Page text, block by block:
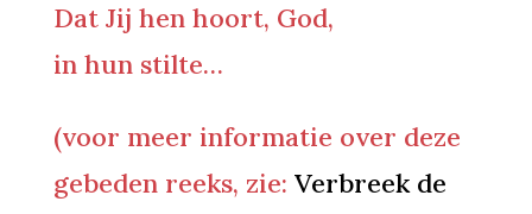
Dat Jij hen hoort, God,
in hun stilte…
(voor meer informatie over deze
gebeden reeks, zie: Verbreek de